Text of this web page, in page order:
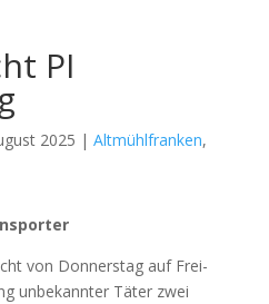
PI
2025 | Altmühlfranken,
von Don­ners­tag auf Frei­
unbe­kann­ter Täter zwei